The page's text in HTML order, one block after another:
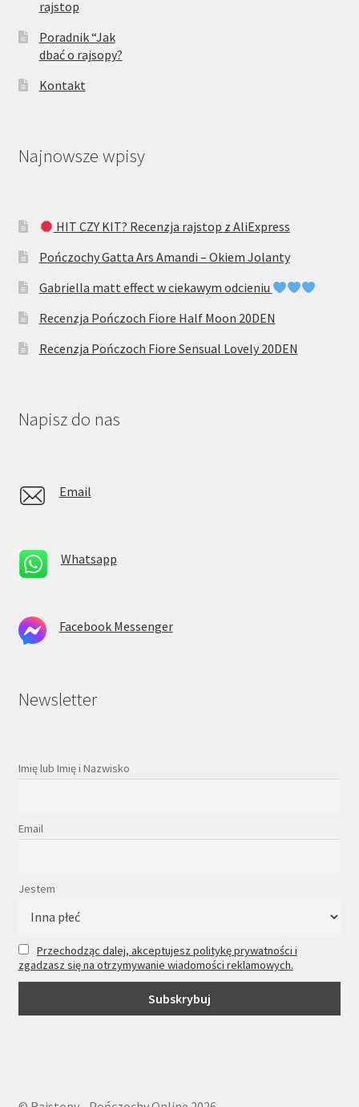
rajstop
Poradnik “Jak
dbać o rajsopy?
Kontakt
Najnowsze wpisy
HIT CZY KIT? Recenzja rajstop z AliExpress
Pończochy Gatta Ars Amandi – Okiem Jolanty
Gabriella matt effect w ciekawym odcieniu
Recenzja Pończoch Fiore Half Moon 20DEN
Recenzja Pończoch Fiore Sensual Lovely 20DEN
Napisz do nas
Email
Whatsapp
Facebook Messenger
Newsletter
Imię lub Imię i Nazwisko
Email
Jestem
Przechodząc dalej, akceptujesz politykę prywatności i
zgadzasz się na otrzymywanie wiadomości reklamowych.